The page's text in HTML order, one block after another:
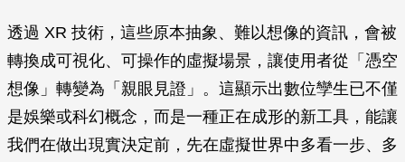
透過 XR 技術，這些原本抽象、難以想像的資訊，會被
轉換成可視化、可操作的虛擬場景，讓使用者從「憑空
想像」轉變為「親眼見證」。這顯示出數位孿生已不僅
是娛樂或科幻概念，而是一種正在成形的新工具，能讓
我們在做出現實決定前，先在虛擬世界中多看一步、多